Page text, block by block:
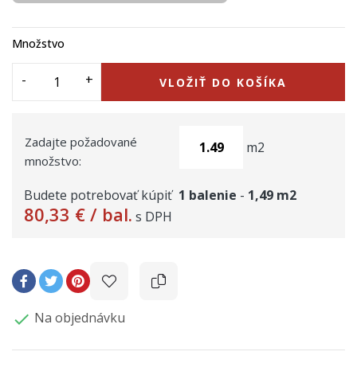
Množstvo
VLOŽIŤ DO KOŠÍKA
Zadajte požadované
množstvo:
m2
Budete potrebovať kúpiť 1 balenie - 1,49 m2
80,33 € / bal. s DPH
 Na objednávku